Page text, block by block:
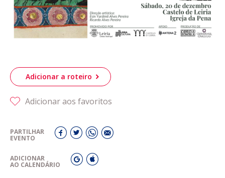
Adicionar a roteiro
Adicionar aos favoritos
PARTILHAR
EVENTO
ADICIONAR
AO CALENDÁRIO